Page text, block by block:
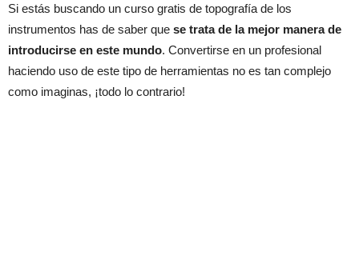
Si estás buscando un curso gratis de topografía de los
instrumentos has de saber que se trata de la mejor manera de
introducirse en este mundo. Convertirse en un profesional
haciendo uso de este tipo de herramientas no es tan complejo
como imaginas, ¡todo lo contrario!